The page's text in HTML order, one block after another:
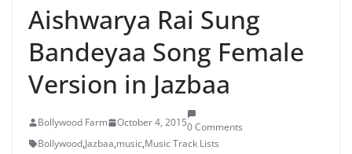
Aishwarya Rai Sung
Bandeyaa Song Female
Version in Jazbaa
Bollywood Farm October 4, 20150 Comments
Bollywood,Jazbaa,music,Music Track Lists